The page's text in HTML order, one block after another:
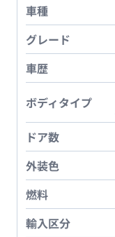
車種
グレード
車歴
ボディタイプ
ドア数
外装色
燃料
輸入区分